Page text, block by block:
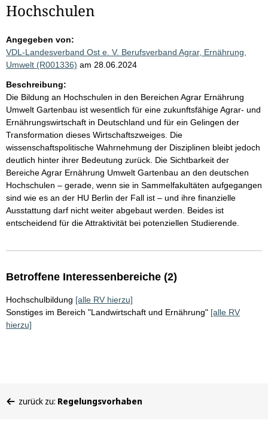
Hochschulen
Angegeben von:
VDL-Landesverband Ost e. V. Berufsverband Agrar, Ernährung,
Umwelt (R001336) am 28.06.2024
Beschreibung:
Die Bildung an Hochschulen in den Bereichen Agrar Ernährung
Umwelt Gartenbau ist wesentlich für eine zukunftsfähige Agrar- und
Ernährungswirtschaft in Deutschland und für ein Gelingen der
Transformation dieses Wirtschaftszweiges. Die
wissenschaftspolitische Wahrnehmung der Disziplinen bleibt jedoch
deutlich hinter ihrer Bedeutung zurück. Die Sichtbarkeit der
Bereiche Agrar Ernährung Umwelt Gartenbau an den deutschen
Hochschulen – gerade, wenn sie in Sammelfakultäten aufgegangen
sind wie es an der HU Berlin der Fall ist – und ihre finanzielle
Ausstattung darf nicht weiter abgebaut werden. Beides ist
entscheidend für die Attraktivität bei potenziellen Studierende.
Betroffene Interessenbereiche (2)
Hochschulbildung [alle RV hierzu]
Sonstiges im Bereich "Landwirtschaft und Ernährung" [alle RV
hierzu]
befinden
zurück zu: Regelungsvorhaben